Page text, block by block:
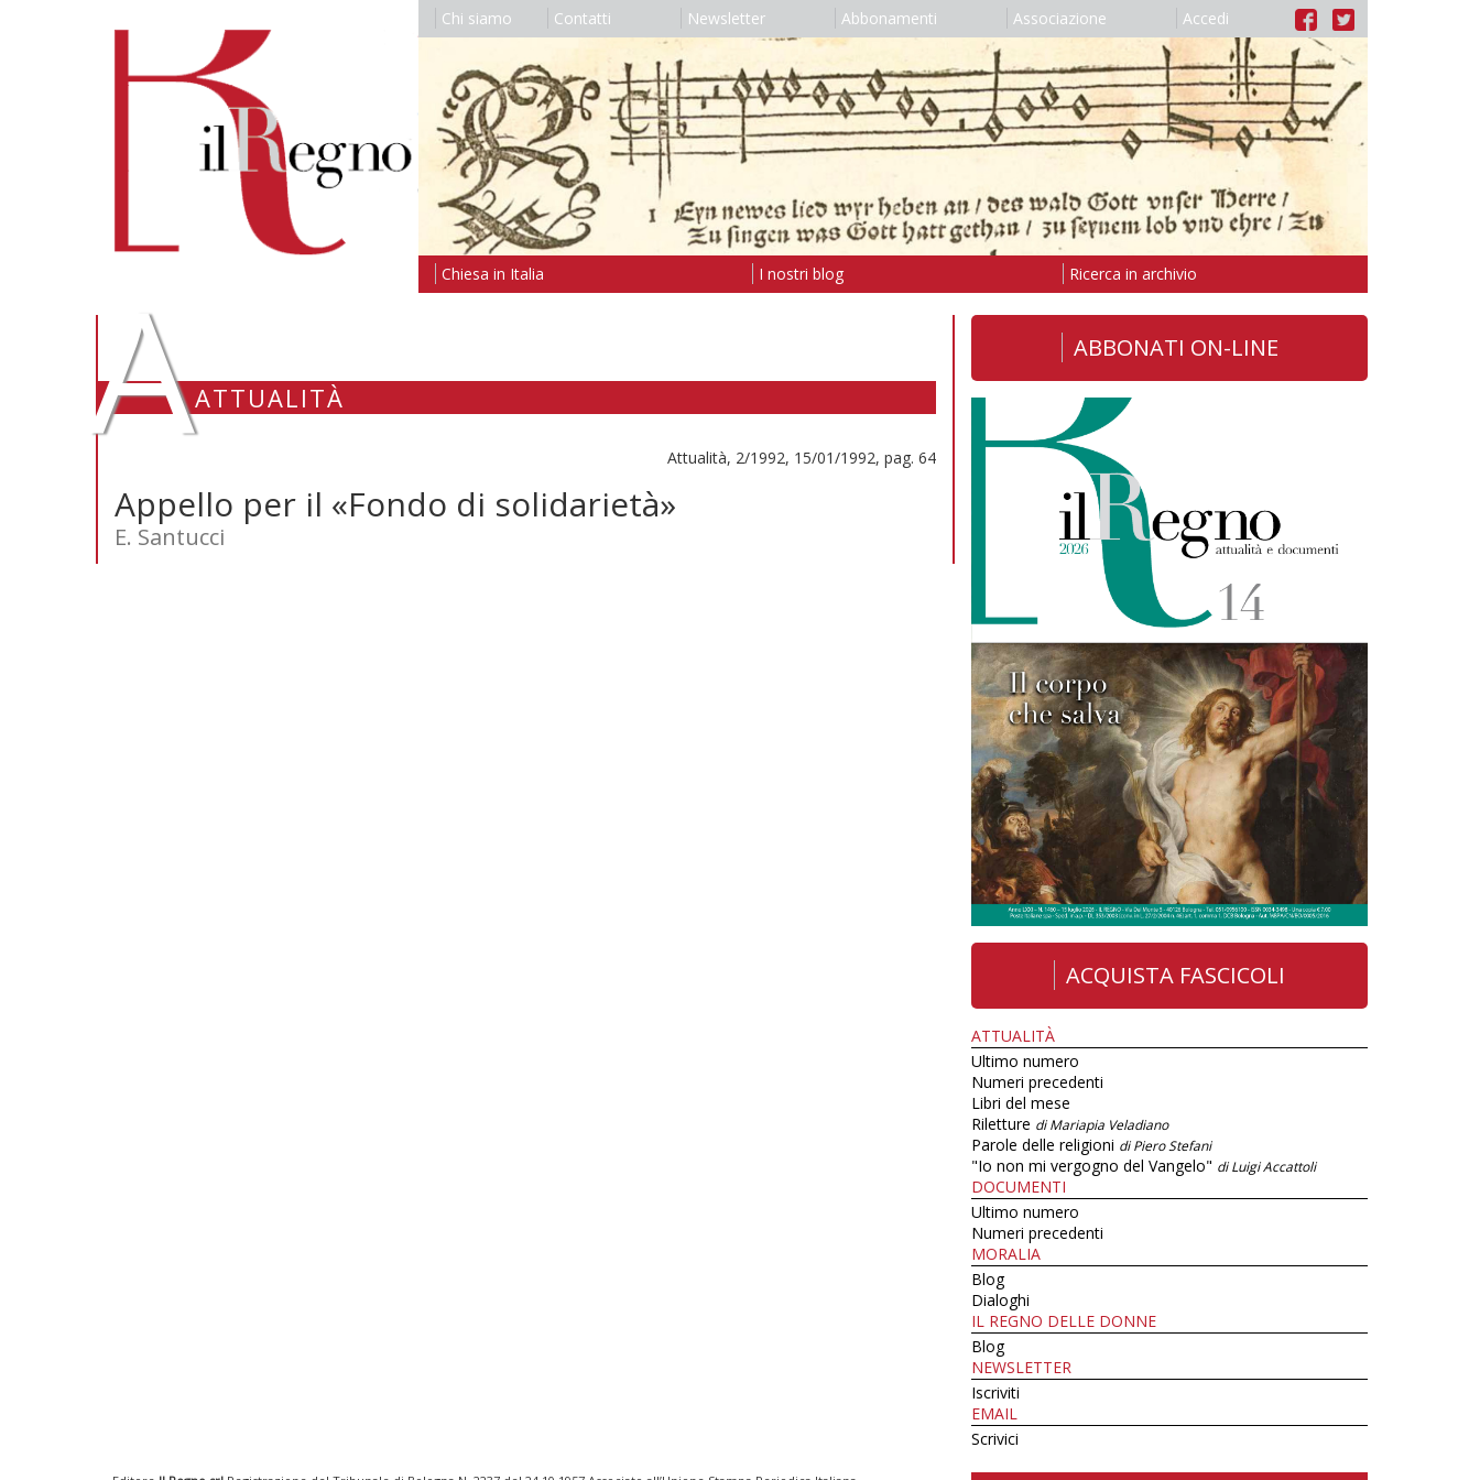
Chi siamo Contatti Newsletter Abbonamenti Associazione Accedi
Chiesa in Italia I nostri blog Ricerca in archivio
AATTUALITÀ
Attualità, 2/1992, 15/01/1992, pag. 64
Appello per il «Fondo di solidarietà»
E. Santucci
ABBONATI ON-LINE
ACQUISTA FASCICOLI
ATTUALITÀ
Ultimo numero
Numeri precedenti
Libri del mese
Riletture di Mariapia Veladiano
Parole delle religioni di Piero Stefani
"Io non mi vergogno del Vangelo" di Luigi Accattoli
DOCUMENTI
Ultimo numero
Numeri precedenti
MORALIA
Blog
Dialoghi
IL REGNO DELLE DONNE
Blog
NEWSLETTER
Iscriviti
EMAIL
Scrivici